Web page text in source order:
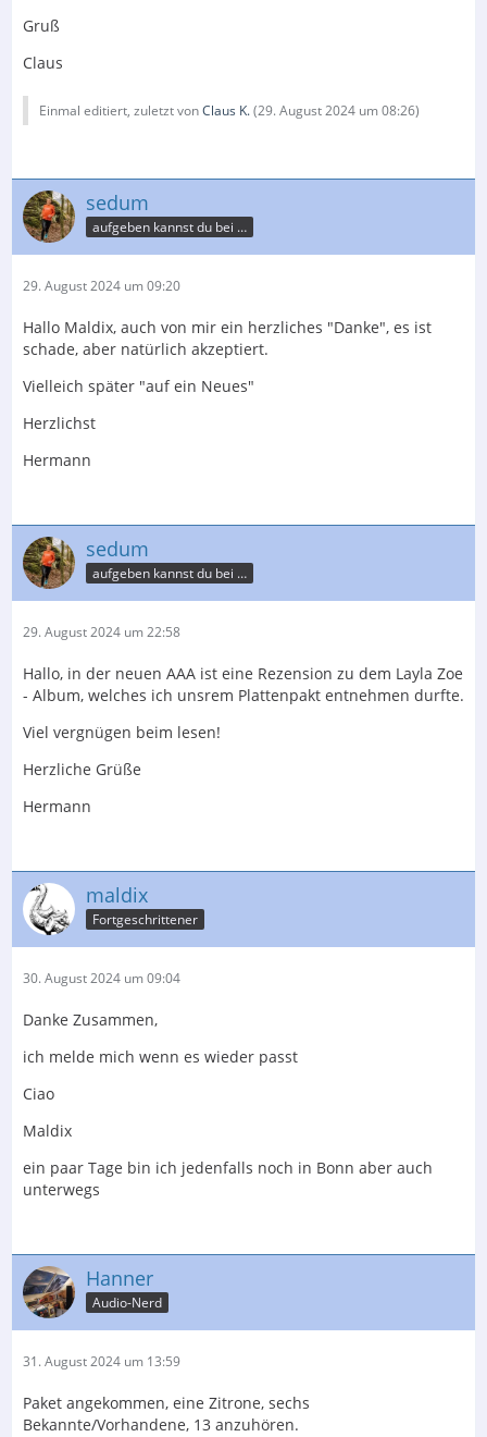
Gruß
Claus
Einmal editiert, zuletzt vonClaus K.(29. August 2024 um 08:26)
sedum
aufgeben kannst du bei der Post
29. August 2024 um 09:20
Hallo Maldix, auch von mir ein herzliches "Danke", es ist
schade, aber natürlich akzeptiert.
Vielleich später "auf ein Neues"
Herzlichst
Hermann
sedum
aufgeben kannst du bei der Post
29. August 2024 um 22:58
Hallo, in der neuen AAA ist eine Rezension zu dem Layla Zoe
- Album, welches ich unsrem Plattenpakt entnehmen durfte.
Viel vergnügen beim lesen!
Herzliche Grüße
Hermann
maldix
Fortgeschrittener
30. August 2024 um 09:04
Danke Zusammen,
ich melde mich wenn es wieder passt
Ciao
Maldix
ein paar Tage bin ich jedenfalls noch in Bonn aber auch
unterwegs
Hanner
Audio-Nerd
31. August 2024 um 13:59
Paket angekommen, eine Zitrone, sechs
Bekannte/Vorhandene, 13 anzuhören.